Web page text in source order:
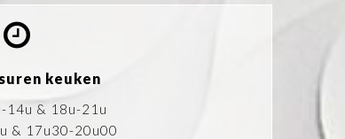
keuken
14u & 18u-21u
& 17u30-20u00